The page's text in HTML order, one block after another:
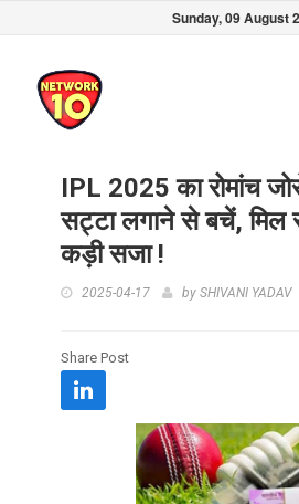
Sunday, 09 August
IPL 2025 का रोमांच
सट्टा लगाने से बचें, मिल
कड़ी सजा !
2025-04-17 by SHIVANI YADAV
Share Post